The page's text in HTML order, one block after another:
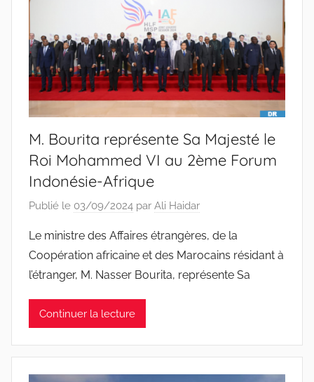
M. Bourita représente Sa Majesté le
Roi Mohammed VI au 2ème Forum
Indonésie-Afrique
Publié le 03/09/2024 par Ali Haidar
Le ministre des Affaires étrangères, de la
Coopération africaine et des Marocains résidant à
l’étranger, M. Nasser Bourita, représente Sa
Continuer la lecture